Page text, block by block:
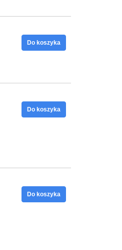
Do koszykaDo koszyka
Do koszyka
Do koszyka